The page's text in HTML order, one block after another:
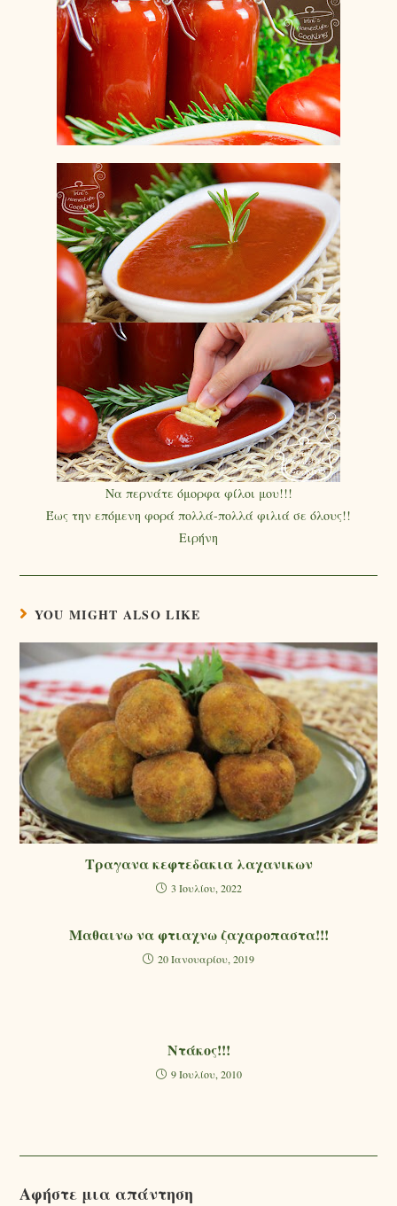
Να περνάτε όμορφα φίλοι μου!!!
Έως την επόμενη φορά πολλά-πολλά φιλιά σε όλους!!
Ειρήνη
YOU MIGHT ALSO LIKE
Τραγανα κεφτεδακια λαχανικων
3 Ιουλίου, 2022
Μαθαινω να φτιαχνω ζαχαροπαστα!!!
20 Ιανουαρίου, 2019
Ντάκος!!!
9 Ιουλίου, 2010
Αφήστε μια απάντηση